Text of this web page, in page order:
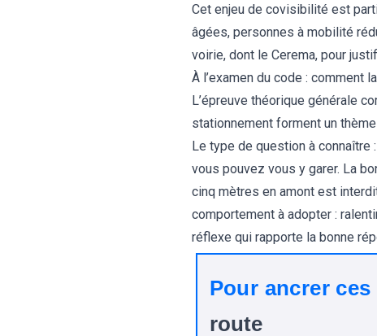
Cet enjeu de covisibilité est
âgées, personnes à mobilité
voirie, dont le Cerema, pour
À l’examen du code : comment
L’épreuve théorique générale
stationnement forment un
Le type de question à connaître
vous pouvez vous y garer. La
cinq mètres en amont est
comportement à adopter :
réflexe qui rapporte la bonne
Pour ancrer
route